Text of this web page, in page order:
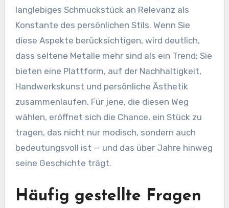
langlebiges Schmuckstück an Relevanz als
Konstante des persönlichen Stils. Wenn Sie
diese Aspekte berücksichtigen, wird deutlich,
dass seltene Metalle mehr sind als ein Trend: Sie
bieten eine Plattform, auf der Nachhaltigkeit,
Handwerkskunst und persönliche Ästhetik
zusammenlaufen. Für jene, die diesen Weg
wählen, eröffnet sich die Chance, ein Stück zu
tragen, das nicht nur modisch, sondern auch
bedeutungsvoll ist — und das über Jahre hinweg
seine Geschichte trägt.
Häufig gestellte Fragen